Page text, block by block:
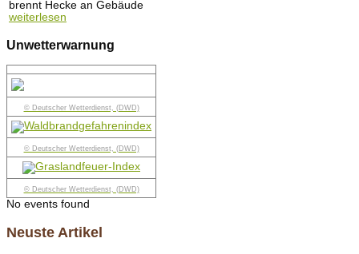
brennt Hecke an Gebäude
weiterlesen
Unwetterwarnung
© Deutscher Wetterdienst, (DWD)
© Deutscher Wetterdienst, (DWD)
© Deutscher Wetterdienst, (DWD)
No events found
Neuste Artikel